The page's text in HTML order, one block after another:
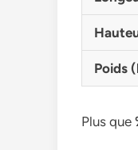
Poids
Plus que